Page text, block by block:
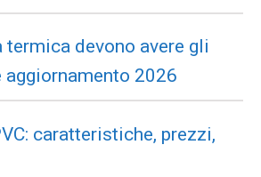
termica devono avere gli
2026
caratteristiche, prezzi,